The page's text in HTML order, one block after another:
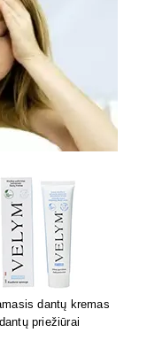
mane grybų papildai
smegenų veiklai